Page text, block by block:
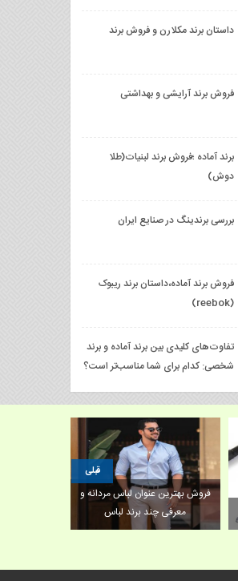
داستان برند مکلارن و فروش برند
فروش برند آرایشی و بهداشتی
برند آماده ؛فروش برند لبنیات(طلا
دوش)
بررسی برندینگ در صنایع ایران
فروش برند آماده،داستان برند ریبوک
(reebok)
تفاوت‌های کلیدی بین برند آماده و برند
شخصی: کدام برای شما مناسب‌تر است؟
فروش بهترین عنوان لباس مردانه و
معرفی چند برند لباس
قبلی